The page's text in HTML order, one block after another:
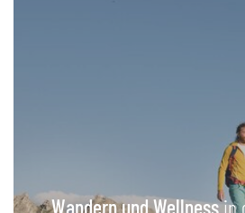
Wandern und Wellnessin